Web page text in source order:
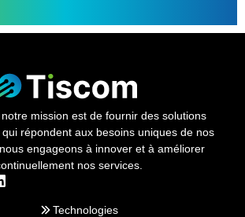
mission est de fournir des solutions
répondent aux besoins uniques de nos
engageons à innover et à améliorer
nos services.
Technologies